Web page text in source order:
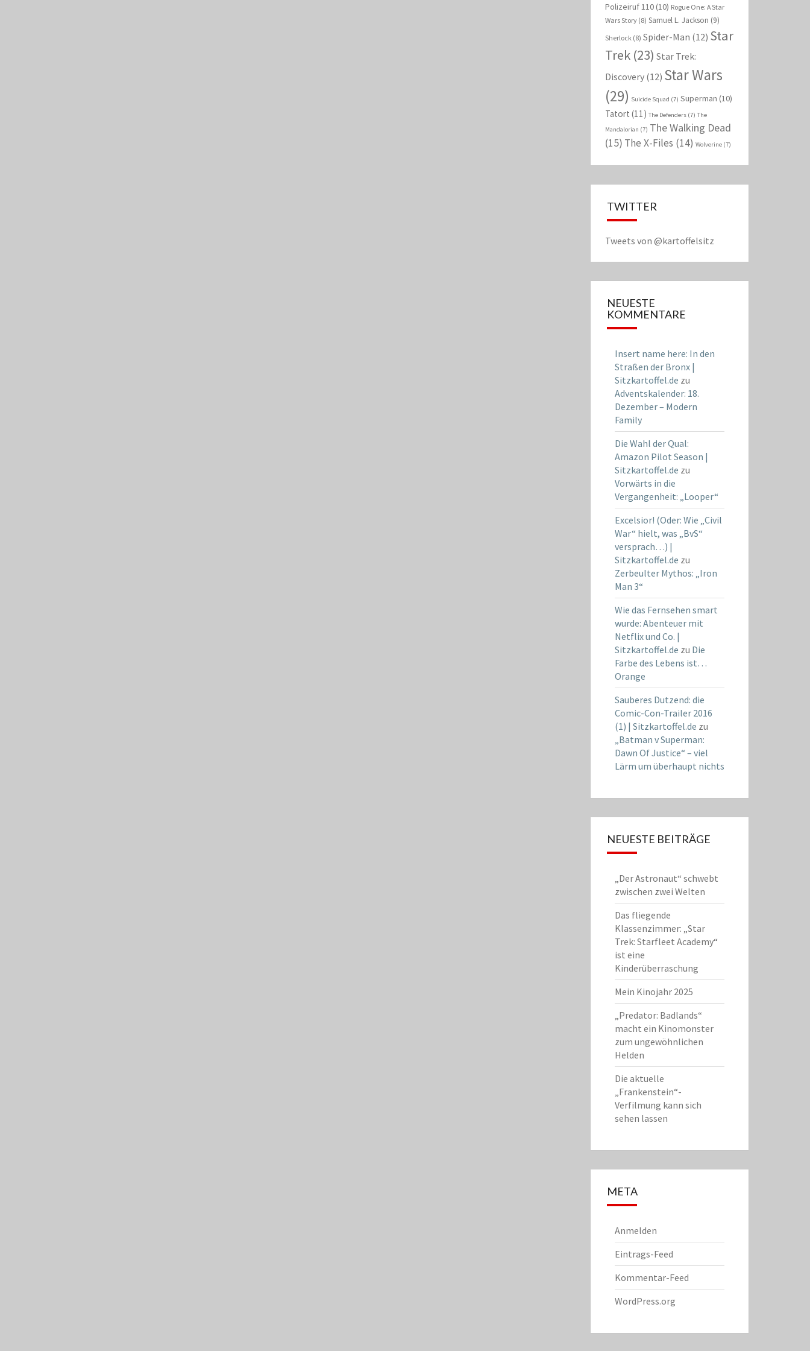
Polizeiruf 110(10) Rogue One: A Star
Wars Story(8) Samuel L. Jackson (9)
Sherlock(8) Spider-Man (12) Star
Trek(23) Star Trek:
Discovery(12) Star Wars
(29) Suicide Squad (7) Superman (10)
Tatort (11) The Defenders(7) The
Mandalorian (7) The Walking Dead
(15) The X-Files (14) Wolverine(7)
TWITTER
Tweets von @kartoffelsitz
NEUESTE
KOMMENTARE
Insert name here: In den
Straßen der Bronx |
Sitzkartoffel.de zu
Adventskalender: 18.
Dezember – Modern
Family
Die Wahl der Qual:
Amazon Pilot Season |
Sitzkartoffel.de zu
Vorwärts in die
Vergangenheit: „Looper“
Excelsior! (Oder: Wie „Civil
War“ hielt, was „BvS“
versprach…) |
Sitzkartoffel.de zu
Zerbeulter Mythos: „Iron
Man 3“
Wie das Fernsehen smart
wurde: Abenteuer mit
Netflix und Co. |
Sitzkartoffel.de zu Die
Farbe des Lebens ist…
Orange
Sauberes Dutzend: die
Comic-Con-Trailer 2016
(1) | Sitzkartoffel.de zu
„Batman v Superman:
Dawn Of Justice“ – viel
Lärm um überhaupt nichts
NEUESTE BEITRÄGE
„Der Astronaut“ schwebt
zwischen zwei Welten
Das fliegende
Klassenzimmer: „Star
Trek: Starfleet Academy“
ist eine
Kinderüberraschung
Mein Kinojahr 2025
„Predator: Badlands“
macht ein Kinomonster
zum ungewöhnlichen
Helden
Die aktuelle
„Frankenstein“-
Verfilmung kann sich
sehen lassen
META
Anmelden
Eintrags-Feed
Kommentar-Feed
WordPress.org